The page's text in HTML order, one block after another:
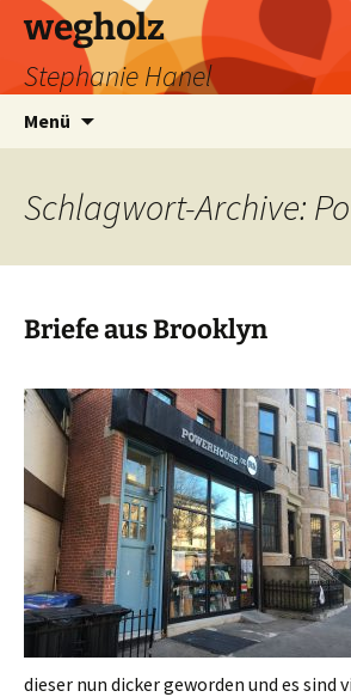
wegholz
Stephanie Hanel
Menü
Schlagwort-Archive:
Briefe aus Brooklyn
dieser nun dicker geworden und es sind